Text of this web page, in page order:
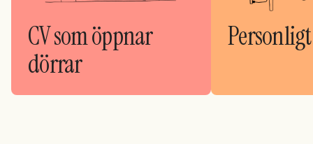
CV som öppnar
dörrar